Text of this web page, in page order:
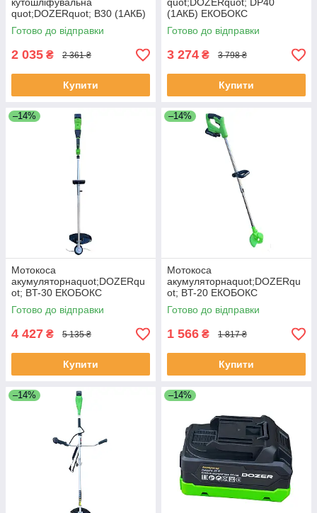
quot;DOZERquot; B30 (1АКБ)
ЕКОБОКС
Готово до відправки
2 035 ₴ 2 361 ₴
Купити
(1АКБ) ЕКОБОКС
Готово до відправки
3 274 ₴ 3 798 ₴
Купити
–14%
Мотокоса
акумуляторнаquot;DOZERqu
ot; BT-30 ЕКОБОКС
Готово до відправки
4 427 ₴ 5 135 ₴
Купити
–14%
Мотокоса
акумуляторнаquot;DOZERqu
ot; BT-20 ЕКОБОКС
Готово до відправки
1 566 ₴ 1 817 ₴
Купити
–14% –14%